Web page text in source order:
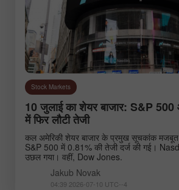
Stock Markets
10 जुलाई का शेयर बाजार: S&P
में फिर लौटी तेजी
कल अमेरिकी शेयर बाजार के प्रमुख सूचकांक
S&P 500 में 0.81% की तेजी दर्ज की गई।
उछल गया। वहीं, Dow Jones.
Jakub Novak
04:39 2026-07-10 UTC--4